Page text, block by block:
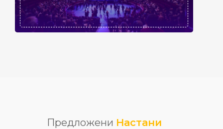
Предложени Настани